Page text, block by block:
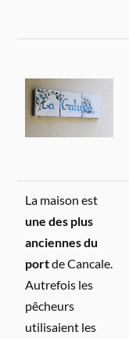
La maison est
une des plus
anciennes du
portde Cancale.
Autrefois les
pêcheurs
utilisaient les